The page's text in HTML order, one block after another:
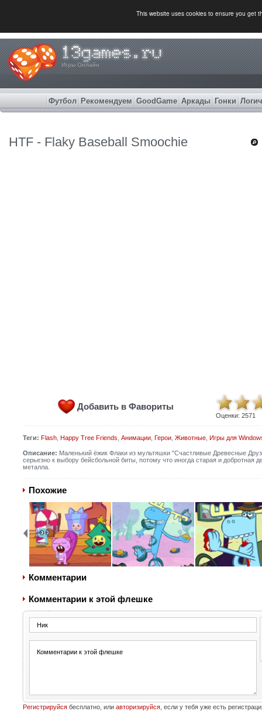
This website uses cookies to ensure you get
Игры Онлайн
Футбол Рекомендуем GoodGame Аркады Гонки
HTF - Flaky Baseball Smoochie
Добавить в Фавориты
Оценки: 2571
Теги: Flash, Happy Tree Friends Анимации, Герои, Животные, Игры для
Описание: Маленький ёжик Флаки из мультяшки "Счастливые Древесные
серьезно к выбору бейсбольной биты, потому что иногда старая и добротная
металла.
Похожие
Комментарии
Комментарии к этой флешке
Регистрируйсябесплатно, или авторизируйся, если у тебя уже есть